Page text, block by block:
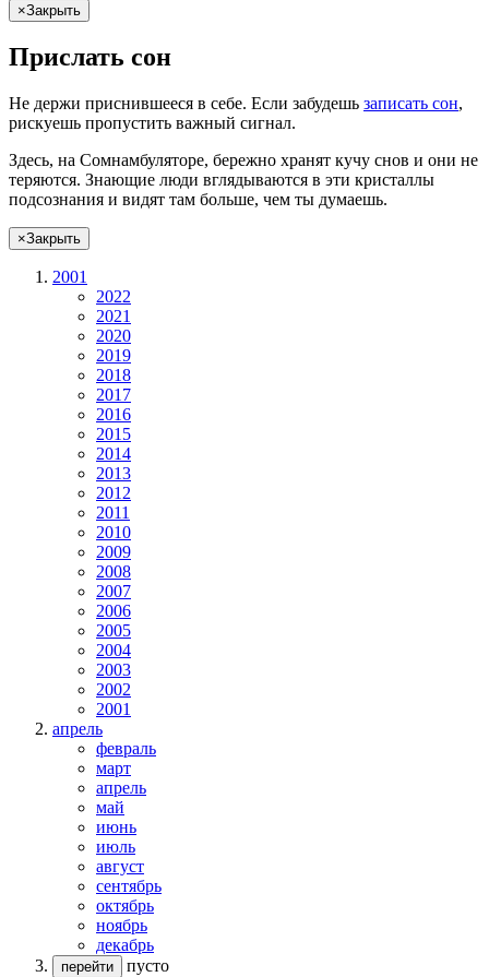
×Закрыть
Прислать сон
Не держи приснившееся в себе. Если забудешь записать сон,
рискуешь пропустить важный сигнал.
Здесь, на Сомнамбуляторе, бережно хранят кучу снов и они не
теряются. Знающие люди вглядываются в эти кристаллы
подсознания и видят там больше, чем ты думаешь.
×Закрыть
2001
2022
2021
2020
2019
2018
2017
2016
2015
2014
2013
2012
2011
2010
2009
2008
2007
2006
2005
2004
2003
2002
2001
апрель
февраль
март
апрель
май
июнь
июль
август
сентябрь
октябрь
ноябрь
декабрь
перейти пусто